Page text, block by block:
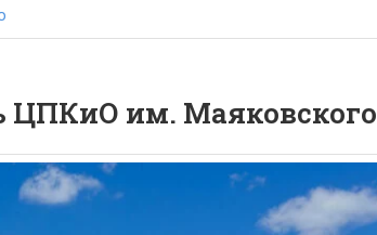
ЦПКиО им. Маяковского